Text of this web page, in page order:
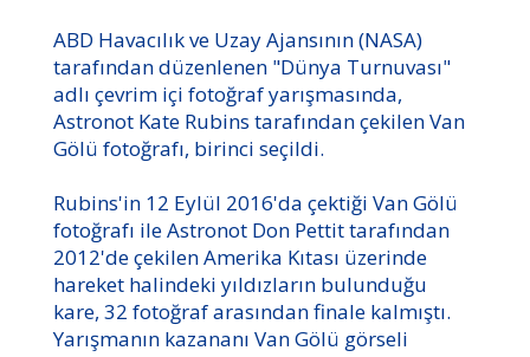
ABD Havacılık ve Uzay Ajansının (NASA)
tarafından düzenlenen "Dünya Turnuvası"
adlı çevrim içi fotoğraf yarışmasında,
Astronot Kate Rubins tarafından çekilen Van
Gölü fotoğrafı, birinci seçildi.
Rubins'in 12 Eylül 2016'da çektiği Van Gölü
fotoğrafı ile Astronot Don Pettit tarafından
2012'de çekilen Amerika Kıtası üzerinde
hareket halindeki yıldızların bulunduğu
kare, 32 fotoğraf arasından finale kalmıştı.
Yarışmanın kazananı Van Gölü görseli